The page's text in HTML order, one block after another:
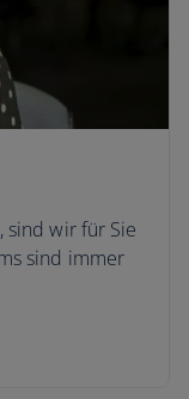
sind wir für Sie
sind immer